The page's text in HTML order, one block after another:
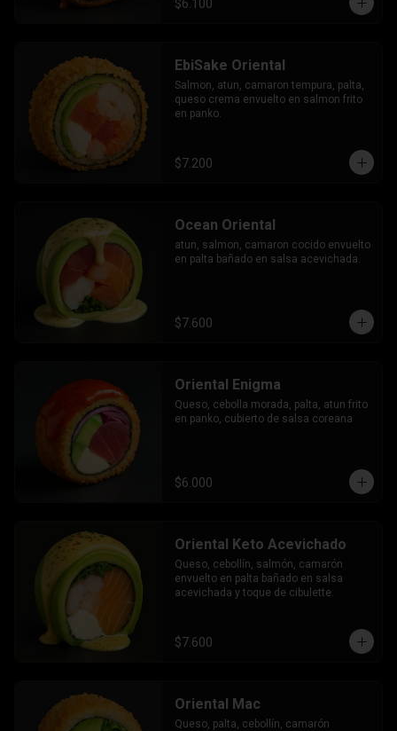
$6.100
EbiSake Oriental
Salmon, atun, camaron tempura, palta,
queso crema envuelto en salmon frito
en panko.
$7.200
Ocean Oriental
atun, salmon, camaron cocido envuelto
en palta bañado en salsa acevichada.
$7.600
Oriental Enigma
Queso, cebolla morada, palta, atun frito
en panko, cubierto de salsa coreana
$6.000
Oriental Keto Acevichado
Queso, cebollín, salmón, camarón
envuelto en palta bañado en salsa
acevichada y toque de cibulette.
$7.600
Oriental Mac
Queso, palta, cebollín, camarón